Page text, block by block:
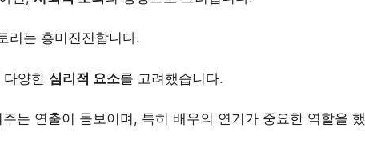
리는 흥미진진합니다.
다양한 심리적 요소를 고려했습니다.
주는 연출이 돋보이며, 특히 배우의 연기가 중요한 역할을 했